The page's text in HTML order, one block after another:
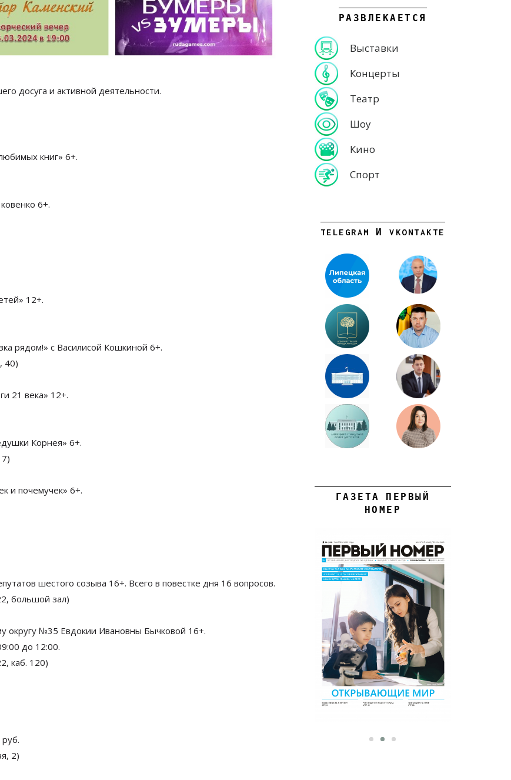
досуга и активной деятельности.
книг» 6+.
6+.
12+.
рядом!» с Василисой Кошкиной 6+.
40)
21 века» 12+.
Корнея» 6+.
и почемучек» 6+.
шестого созыва 16+. Всего в повестке дня 16 вопросов.
большой зал)
округу №35 Евдокии Ивановны Бычковой 16+.
до 12:00.
каб. 120)
2)
РАЗВЛЕКАЕТСЯ
Выставки
Концерты
Театр
Шоу
Кино
Спорт
TELEGRAM И VKONTAKTE
ГАЗЕТА ПЕРВЫЙ
НОМЕР